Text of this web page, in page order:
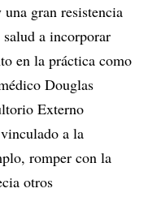
gran resistencia
a incorporar
en la práctica como
Douglas
Externo
a la
romper con la
otros